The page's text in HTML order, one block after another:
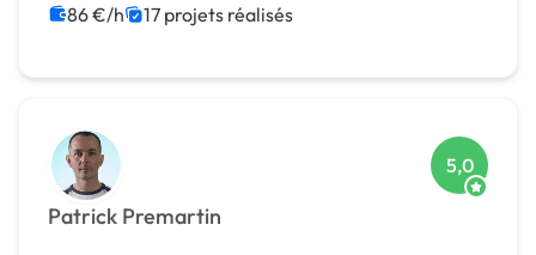
Gestion site web
86 €/h 17 projets réalisés
Patrick Premartin
5,0